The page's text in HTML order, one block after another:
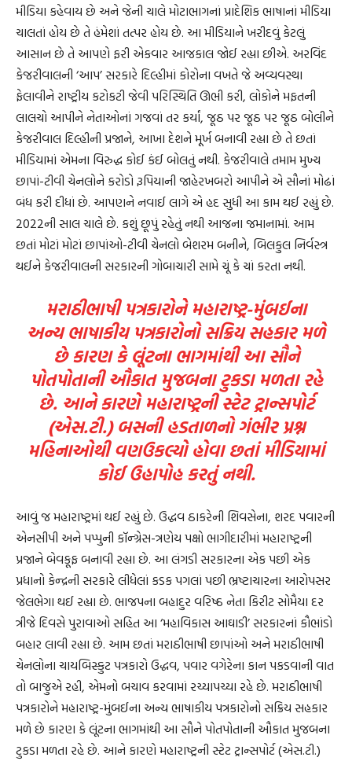
મીડિયા કહેવાય છે અને જેની ચાલે મોટાભાગનાં પ્રાદેશિક ભાષાનાં મીડિયા
ચાલતાં હોય છે તે હંમેશાં તત્પર હોય છે. આ મીડિયાને ખરીદવું કેટલું
આસાન છે તે આપણે ફરી એકવાર આજકાલ જોઈ રહ્યા છીએ. અરવિંદ
કેજરીવાલની ‘આપ’ સરકારે દિલ્હીમાં કોરોના વખતે જે અવ્યવસ્થા
ફેલાવીને રાષ્ટ્રીય કટોકટી જેવી પરિસ્થિતિ ઊભી કરી, લોકોને મફતની
લાલચો આપીને નેતાઓનાં ગજવાં તર કર્યાં, જૂઠ પર જૂઠ પર જૂઠ બોલીને
કેજરીવાલ દિલ્હીની પ્રજાને, આખા દેશને મૂર્ખ બનાવી રહ્યા છે તે છતાં
મીડિયામાં એમના વિરુદ્ધ કોઈ કંઈ બોલતું નથી. કેજરીવાલે તમામ મુખ્ય
છાપાં-ટીવી ચેનલોને કરોડો રૂપિયાની જાહેરખબરો આપીને એ સૌનાં મોઢાં
બંધ કરી દીધાં છે. આપણને નવાઈ લાગે એ હદ સુધી આ કામ થઈ રહ્યું છે.
2022ની સાલ ચાલે છે. કશું છૂપું રહેતું નથી આજના જમાનામાં. આમ
છતાં મોટાં મોટાં છાપાંઓ-ટીવી ચેનલો બેશરમ બનીને, બિલકુલ નિર્વસ્ત્ર
થઈને કેજરીવાલની સરકારની ગોબાચારી સામે ચૂં કે ચાં કરતા નથી.
મરાઠીભાષી પત્રકારોને મહારાષ્ટ્ર-મુંબઈના
અન્ય ભાષાકીય પત્રકારોનો સક્રિય સહકાર મળે
છે કારણ કે લૂંટના ભાગમાંથી આ સૌને
પોતપોતાની ઔકાત મુજબના ટુકડા મળતા રહે
છે. આને કારણે મહારાષ્ટ્રની સ્ટેટ ટ્રાન્સપોર્ટ
(એસ.ટી.) બસની હડતાળનો ગંભીર પ્રશ્ન
મહિનાઓથી વણઉકલ્યો હોવા છતાં મીડિયામાં
કોઈ ઉહાપોહ કરતું નથી.
આવું જ મહારાષ્ટ્રમાં થઈ રહ્યું છે. ઉદ્ધવ ઠાકરેની શિવસેના, શરદ પવારની
એનસીપી અને પપ્પુની કૉન્ગ્રેસ-ત્રણેય પક્ષો ભાગીદારીમાં મહારાષ્ટ્રની
પ્રજાને બેવકૂફ બનાવી રહ્યા છે. આ લંગડી સરકારના એક પછી એક
પ્રધાનો કેન્દ્રની સરકારે લીધેલાં કડક પગલાં પછી ભ્રષ્ટાચારના આરોપસર
જેલભેગા થઈ રહ્યા છે. ભાજપના બહાદુર વરિષ્ઠ નેતા કિરીટ સોમૈયા દર
ત્રીજે દિવસે પુરાવાઓ સહિત આ ‘મહાવિકાસ આઘાડી’ સરકારનાં કૌભાંડો
બહાર લાવી રહ્યા છે. આમ છતાં મરાઠીભાષી છાપાંઓ અને મરાઠીભાષી
ચેનલોના ચાયબિસ્કુટ પત્રકારો ઉદ્ધવ, પવાર વગેરેના કાન પકડવાની વાત
તો બાજુએ રહી, એમનો બચાવ કરવામાં રચ્યાપચ્યા રહે છે. મરાઠીભાષી
પત્રકારોને મહારાષ્ટ્ર-મુંબઈના અન્ય ભાષાકીય પત્રકારોનો સક્રિય સહકાર
મળે છે કારણ કે લૂંટના ભાગમાંથી આ સૌને પોતપોતાની ઔકાત મુજબના
ટુકડા મળતા રહે છે. આને કારણે મહારાષ્ટ્રની સ્ટેટ ટ્રાન્સપોર્ટ (એસ.ટી.)